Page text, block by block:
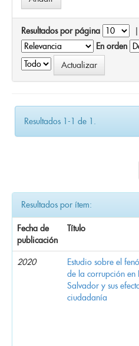
Resultados por página |
En orden
Resultados 1-1 de 1.
Resultados por ítem:
Fecha de
publicación
Título
2020
Estudio sobre el
de la corrupción en
Salvador y sus
ciudadanía